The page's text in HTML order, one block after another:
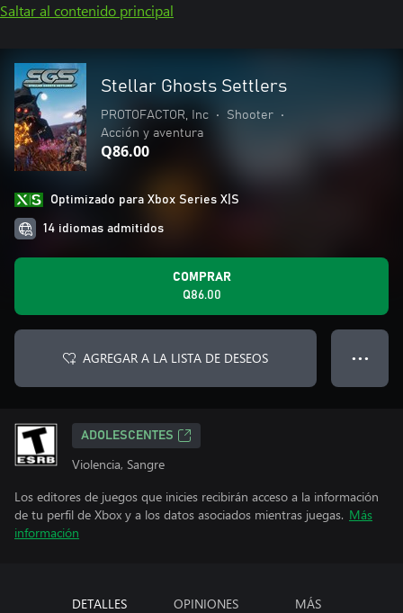
Saltar al contenido principal
Stellar Ghosts Settlers
PROTOFACTOR, Inc • Shooter
•
Acción y aventura
Q86.00
Optimizado para Xbox Series X|S
14 idiomas admitidos
COMPRAR
Q86.00
AGREGAR A LA LISTA DE DESEOS ● ● ●
ADOLESCENTES
Violencia, Sangre
Los editores de juegos que inicies recibirán acceso a la información
de tu perfil de Xbox y a los datos asociados mientras juegas. Más
información
DETALLES OPINIONES MÁS